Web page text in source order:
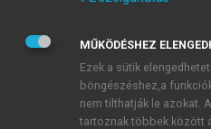
Adatkezelési
veszem és elfogadom.
Általános vásárlási
mersz.huoldalak
tudomásul veszem és
MŰKÖDÉSHEZ
Ezek a sütik
böngészéshez,a
nem tilthatják le azokat.
tartoznak többek között